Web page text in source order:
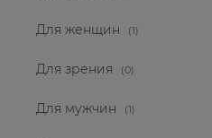
Для женщин (1)
Для зрения (0)
Для мужчин (1)